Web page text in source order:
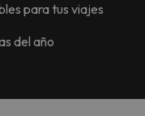
para tus viajes
del año